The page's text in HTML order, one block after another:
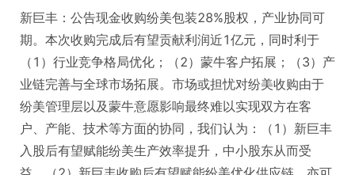
新巨丰：公告现金收购纷美包装28%股权，产业协同可
期。本次收购完成后有望贡献利润近1亿元，同时利于
（1）行业竞争格局优化；（2）蒙牛客户拓展；（3）产
业链完善与全球市场拓展。市场或担忧对纷美收购由于
纷美管理层以及蒙牛意愿影响最终难以实现双方在客
户、产能、技术等方面的协同，我们认为：（1）新巨丰
入股后有望赋能纷美生产效率提升，中小股东从而受